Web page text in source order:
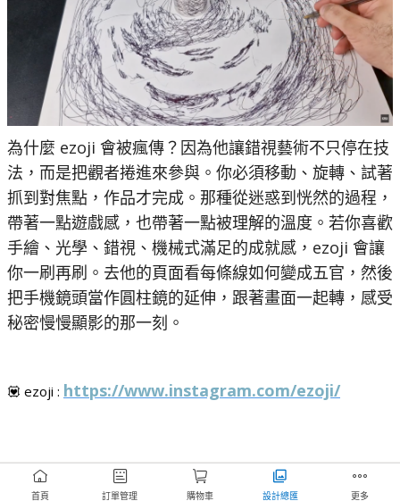
為什麼 ezoji 會被瘋傳？因為他讓錯視藝術不只停在技
法，而是把觀者捲進來參與。你必須移動、旋轉、試著
抓到對焦點，作品才完成。那種從迷惑到恍然的過程，
帶著一點遊戲感，也帶著一點被理解的溫度。若你喜歡
手繪、光學、錯視、機械式滿足的成就感，ezoji 會讓
你一刷再刷。去他的頁面看每條線如何變成五官，然後
把手機鏡頭當作圓柱鏡的延伸，跟著畫面一起轉，感受
秘密慢慢顯影的那一刻。
💟 ezoji : https://www.instagram.com/ezoji/
首頁 訂單管理 購物車 設計總匯 更多